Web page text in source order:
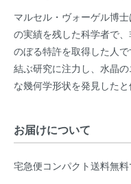
マルセル・ヴォーゲル博
の実績を残した科学者で
のぼる特許を取得した人
結ぶ研究に注力し、水晶
な幾何学形状を発見したと
お届けについて
宅急便コンパクト送料無料